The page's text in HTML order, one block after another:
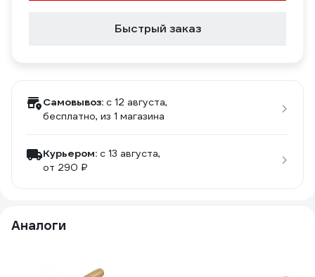
Быстрый заказ
Самовывоз: c 12 августа,
бесплатно, из 1 магазина
Курьером: c 13 августа,
от 290 ₽
Аналоги